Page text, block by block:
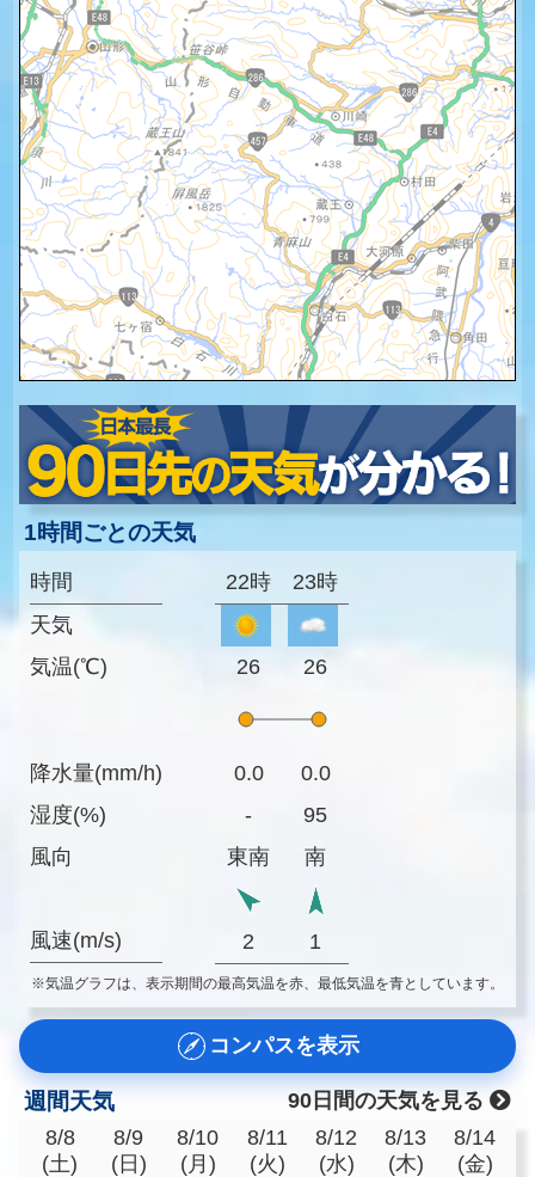
1時間ごとの天気
時間
天気
気温(℃)
降水量(mm/h)
湿度(%)
風向
風速(m/s)
22時 23時
26 26
0.0
0.0
-
95
東南
南
2 1
※気温グラフは、表示期間の最高気温を赤、最低気温を青としています。
コンパスを表示
週間天気
90日間の天気を見る
8/8
(土)
8/9
(日)
8/10
(月)
8/11
(火)
8/12
(水)
8/13
(木)
8/14
(金)